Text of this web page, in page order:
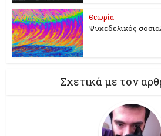
Θεωρία
Ψυχεδελικός
Σχετικά με τον